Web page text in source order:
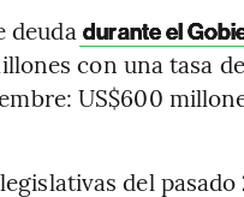
deuda durante el
con una tasa
US$600
del pasado